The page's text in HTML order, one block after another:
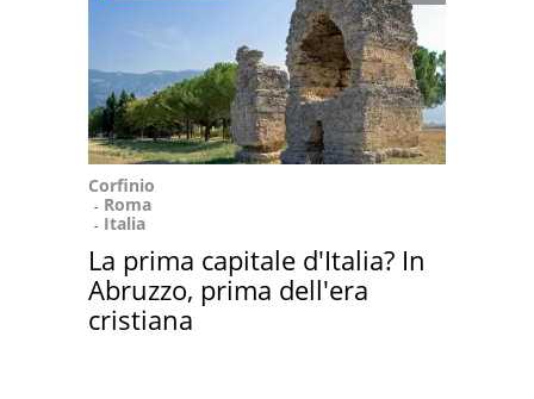
Corfinio
Roma
Italia
La prima capitale d'Italia? In
Abruzzo, prima dell'era
cristiana